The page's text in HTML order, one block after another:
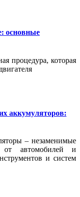
основные
процедура, которая
аккумуляторов:
– незаменимые
от автомобилей и
и систем